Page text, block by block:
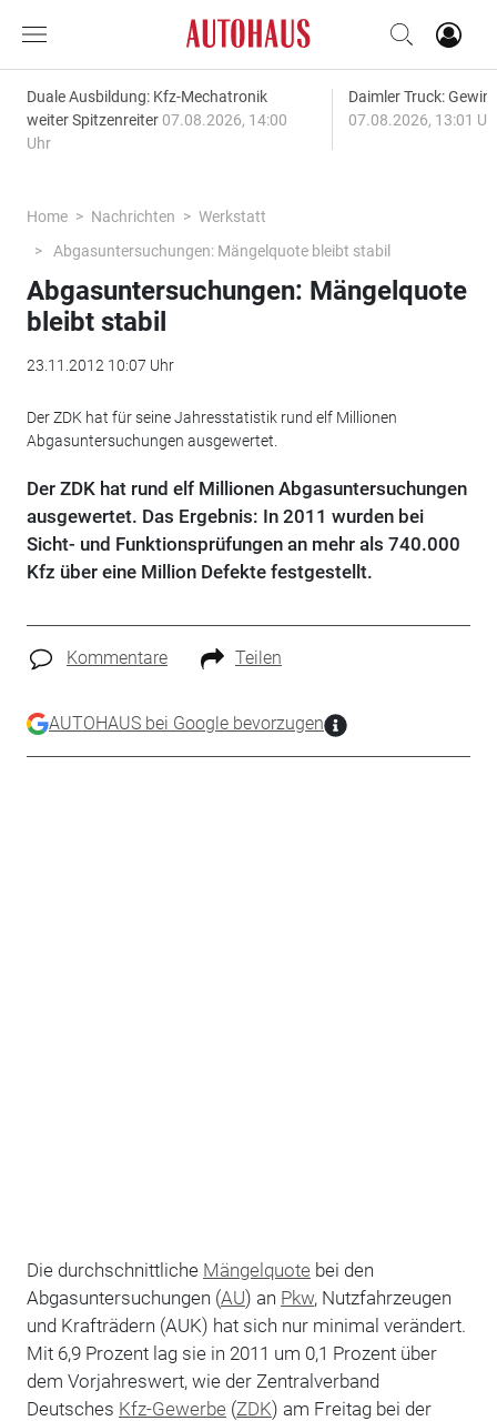
Duale Ausbildung: Kfz-Mechatronik
weiter Spitzenreiter 07.08.2026, 14:00
Uhr
Daimler Truck:
07.08.2026, 13:01
Home Nachrichten
Werkstatt
Abgasuntersuchungen: Mängelquote bleibt stabil
Abgasuntersuchungen: Mängelquote
bleibt stabil
23.11.2012 10:07 Uhr
Der ZDK hat für seine Jahresstatistik rund elf Millionen
Abgasuntersuchungen ausgewertet.
Der ZDK hat rund elf Millionen Abgasuntersuchungen
ausgewertet. Das Ergebnis: In 2011 wurden bei
Sicht- und Funktionsprüfungen an mehr als 740.000
Kfz über eine Million Defekte festgestellt.
Kommentare Teilen
AUTOHAUS bei Google bevorzugen
Die durchschnittliche Mängelquote bei den
Abgasuntersuchungen (AU) an Pkw, Nutzfahrzeugen
und Krafträdern (AUK) hat sich nur minimal verändert.
Mit 6,9 Prozent lag sie in 2011 um 0,1 Prozent über
dem Vorjahreswert, wie der Zentralverband
Deutsches Kfz-Gewerbe (ZDK) am Freitag bei der